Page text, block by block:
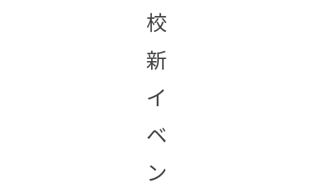
校
新
イ
ベ
ン